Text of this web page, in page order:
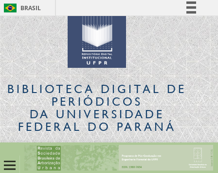
BRASIL
Simplifique!
Comunica BR
Participe
Acesso à informação
Legislação
Canais
BIBLIOTECA DIGITALDE
PERIÓDICOS
DA UNIVERSIDADE
FEDERAL DO PARANÁ